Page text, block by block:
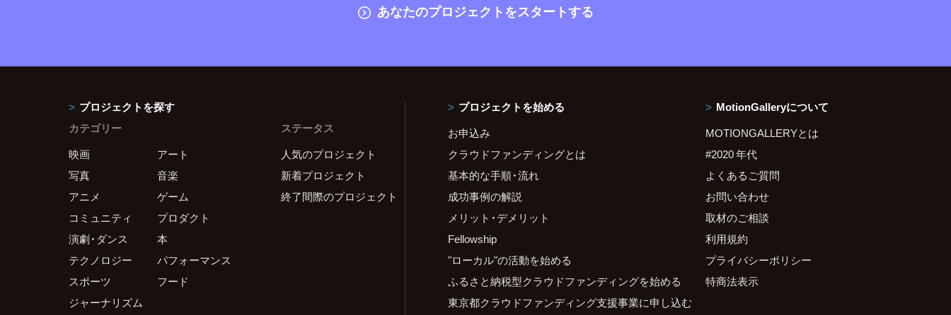
あなたのプロジェクトをスタートする
プロジェクトを探す
カテゴリー
映画
アート
写真
音楽
アニメ
ゲーム
コミュニティ
プロダクト
演劇・ダンス
本
テクノロジー
パフォーマンス
スポーツ
フード
ジャーナリズム
ステータス
人気のプロジェクト
新着プロジェクト
終了間際のプロジェクト
プロジェクトを始める
お申込み
クラウドファンディングとは
基本的な手順・流れ
成功事例の解説
メリット・デメリット
Fellowship
"ローカル"の活動を始める
ふるさと納税型クラウドファンディングを始める
東京都クラウドファンディング支援事業に申し込む
MotionGalleryについて
MOTIONGALLERYとは
#2020 年代
よくあるご質問
お問い合わせ
取材のご相談
利用規約
プライバシーポリシー
特商法表示